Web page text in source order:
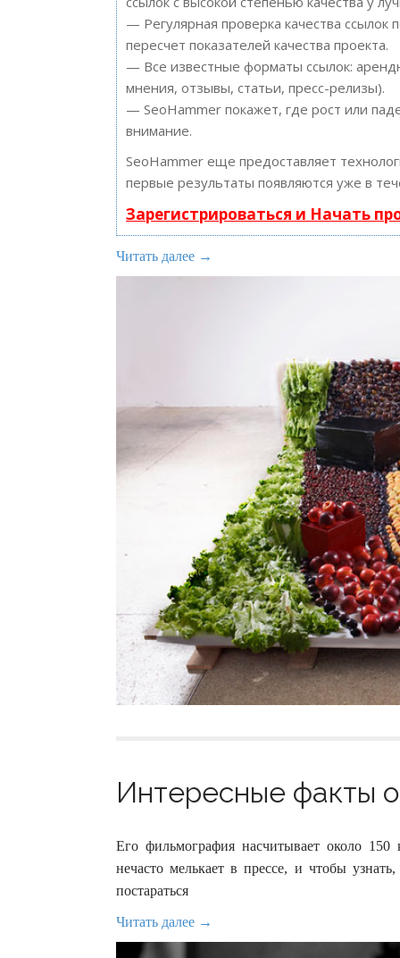
— Регулярная проверка качества
пересчет показателей качества проекта.
— Все известные форматы ссылок:
мнения, отзывы, статьи, пресс-релизы).
— SeoHammer покажет, где рост или
внимание.
SeoHammer еще предоставляет
первые результаты появляются уже в
Зарегистрироваться и Начать
Читать далее →
Интересные факты
Его фильмография насчитывает около
нечасто мелькает в прессе, и чтобы
постараться
Читать далее →